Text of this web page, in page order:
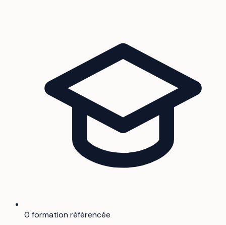
0 formation référencée